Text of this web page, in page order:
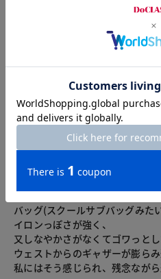
2023.08.26
restless
カラー：ミッドナイトブルー
とても素敵なデザイン。
カラーも好みです。
でも生地の質感は画像だけでは
ハリがあるというか何というか
バッグ(スクールサブバッグみた
イロンっぽさが強く、
又しなやかさがなくてゴワっとし
ウェストからのギャザーが膨ら
私にはそう感じられ、残念ながら